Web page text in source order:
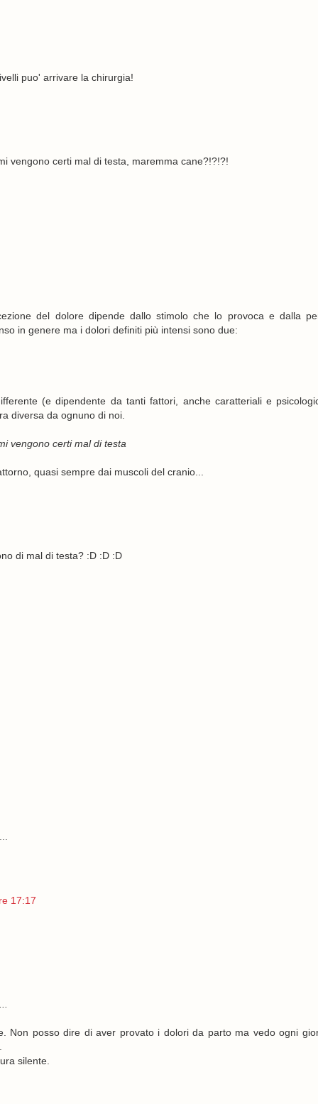
puo' arrivare la chirurgia!
vengono certi mal di testa, maremma cane?!?!?!
del dolore dipende dallo stimolo che lo provoca e dalla
in genere ma i dolori definiti più intensi sono due:
(e dipendente da tanti fattori, anche caratteriali e
diversa da ognuno di noi.
vengono certi mal di testa
quasi sempre dai muscoli del cranio...
di mal di testa? :D :D :D
17:17
Non posso dire di aver provato i dolori da parto ma vedo ogni
silente.